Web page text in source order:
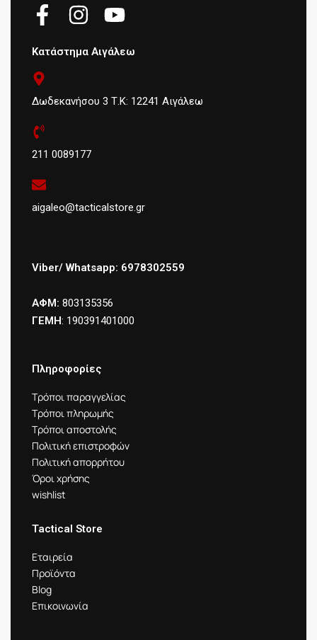
Κατάστημα Αιγάλεω
Δωδεκανήσου 3 Τ.Κ: 12241 Αιγάλεω
211 0089177
aigaleo@tacticalstore.gr
Viber/ Whatsapp: 6978302559
ΑΦΜ: 803135356
ΓΕΜΗ: 190391401000
Πληροφορίες
Τρόποι παραγγελίας
Τρόποι πληρωμής
Τρόποι αποστολής
Πολιτική επιστροφών
Πολιτική απορρήτου
Όροι χρήσης
wishlist
Tactical Store
Εταιρεία
Προϊόντα
Blog
Επικοινωνία